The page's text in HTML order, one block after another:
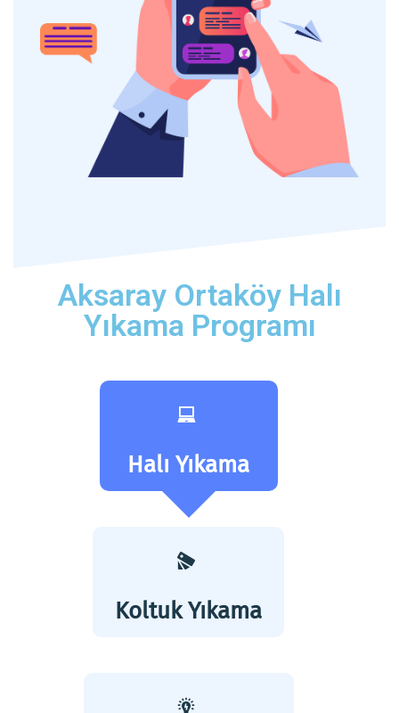
Aksaray Ortaköy Halı
Yıkama Programı
Halı Yıkama
Koltuk Yıkama